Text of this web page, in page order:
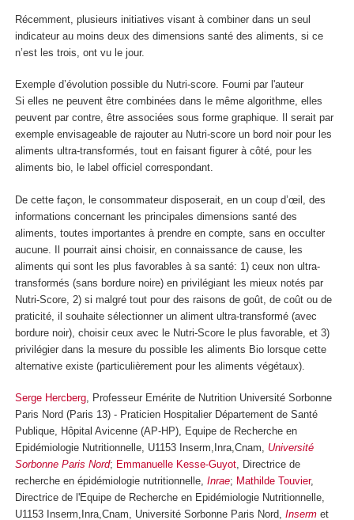
Récemment, plusieurs initiatives visant à combiner dans un seul
indicateur au moins deux des dimensions santé des aliments, si ce
n’est les trois, ont vu le jour.
Exemple d’évolution possible du Nutri-score. Fourni par l'auteur
Si elles ne peuvent être combinées dans le même algorithme, elles
peuvent par contre, être associées sous forme graphique. Il serait par
exemple envisageable de rajouter au Nutri-score un bord noir pour les
aliments ultra-transformés, tout en faisant figurer à côté, pour les
aliments bio, le label officiel correspondant.
De cette façon, le consommateur disposerait, en un coup d’œil, des
informations concernant les principales dimensions santé des
aliments, toutes importantes à prendre en compte, sans en occulter
aucune. Il pourrait ainsi choisir, en connaissance de cause, les
aliments qui sont les plus favorables à sa santé: 1) ceux non ultra-
transformés (sans bordure noire) en privilégiant les mieux notés par
Nutri-Score, 2) si malgré tout pour des raisons de goût, de coût ou de
praticité, il souhaite sélectionner un aliment ultra-transformé (avec
bordure noir), choisir ceux avec le Nutri-Score le plus favorable, et 3)
privilégier dans la mesure du possible les aliments Bio lorsque cette
alternative existe (particulièrement pour les aliments végétaux).
Serge Hercberg, Professeur Emérite de Nutrition Université Sorbonne
Paris Nord (Paris 13) - Praticien Hospitalier Département de Santé
Publique, Hôpital Avicenne (AP-HP), Equipe de Recherche en
Epidémiologie Nutritionnelle, U1153 Inserm,Inra,Cnam, Université
Sorbonne Paris Nord; Emmanuelle Kesse-Guyot, Directrice de
recherche en épidémiologie nutritionnelle, Inrae; Mathilde Touvier,
Directrice de l'Equipe de Recherche en Epidémiologie Nutritionnelle,
U1153 Inserm,Inra,Cnam, Université Sorbonne Paris Nord, Inserm et